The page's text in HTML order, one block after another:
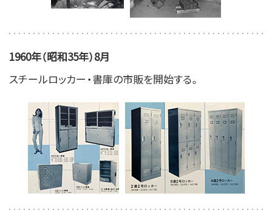
1960年（昭和35年）8月
スチールロッカー・書庫の市販を開始する。